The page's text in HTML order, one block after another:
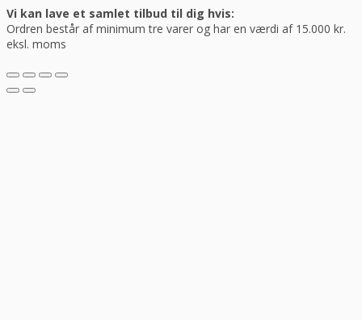
Vi kan lave et samlet tilbud til dig hvis:
Ordren består af minimum tre varer og har en værdi af 15.000 kr.
eksl. moms